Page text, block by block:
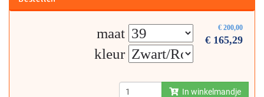
€ 200,00
€ 165,29
maat
kleur
In winkelmandje